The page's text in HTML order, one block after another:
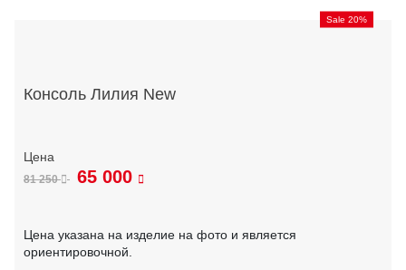
Sale 20%
Консоль Лилия New
81 250 65 000
Цена указана на изделие на фото и является
ориентировочной.